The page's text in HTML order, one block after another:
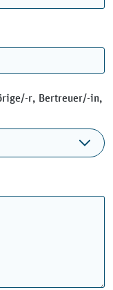
r, Bertreuer/-in,